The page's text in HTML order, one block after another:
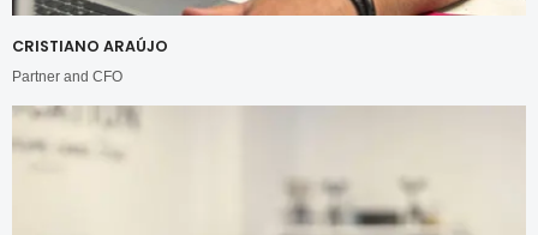
CRISTIANO ARAÚJO
Partner and CFO